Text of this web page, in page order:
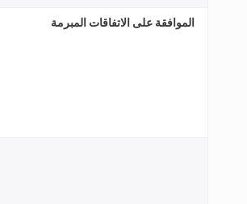
الموافقة على الاتفاقات المبرمة